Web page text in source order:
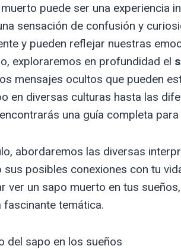
puede ser una experiencia
sensación de confusión y
y pueden reflejar nuestras
exploraremos en profundidad el
mensajes ocultos que pueden
en diversas culturas hasta las
una guía completa
abordaremos las diversas
sus posibles conexiones con tu
ver un sapo muerto en tus
temática.
del sapo en los sueños